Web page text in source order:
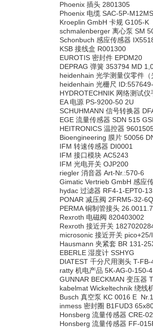
Phoenix 插头 2801305
Phoenix 电缆 SAC-5P-
Kroeplin GmbH 卡规 G105-K
schmalenberger 离心泵 SM
Schonbuch 感应传感器
KSB 接线盒 R001300
EUROTIS 密封件 EPDM20
DEPRAG 弹簧 353794 MD
heidenhain 光学测量仪零件
heidenhain 光栅尺
HYDROTECHNIK 网络测试
EA 电源 PS-9200-50 2U
SCHUHMANN 信号转换器
EGE 流量传感器 SDN 515
HEITRONICS 温控器
Bioengineering 膜片 50056
IFM 转速传感器 DI0001
IFM 接口模块 AC5243
IFM 光电开关 OJP200
riegler 消音器 Art-Nr.:570-6
Gimatic Vertrieb GmbH 感应
hydac 过滤器 RF4-1-EPT0-
PONAR 减压阀 2FRM5-32-6Q
PERMA 铜制管接头
Rexroth 电磁阀 820403002
Rexroth 接近开关
microsonic 接近开关 pico+25/I
Hausmann 夹紧套 BR 131-
EBERLE 湿度计 SSHYG
DIATEST 千分尺用测头 T-FB-
ratty 机电产品 5K-AG-0-150-
GUNNAR BECKMAN 变压
kabelmat Wickeltechnik 绕线
Busch 真空泵 KC 0016 E
inmess 密封圈 B1FUD3
Honsberg 流量传感器 CRE-
Honsberg 流量传感器 FF-